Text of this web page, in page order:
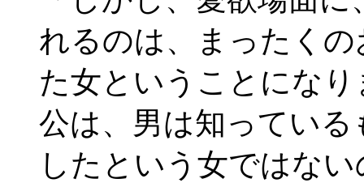
れるのは、まったく
た女ということにな
公は、男は知ってい
したという女ではな